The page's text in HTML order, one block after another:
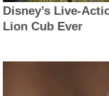
Disney’s Live-
Lion Cub Ever